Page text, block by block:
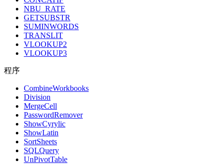
NBU_RATE
GETSUBSTR
SUMINWORDS
TRANSLIT
VLOOKUP2
VLOOKUP3
程序
CombineWorkbooks
Division
MergeCell
PasswordRemover
ShowCyrylic
ShowLatin
SortSheets
SQLQuery
UnPivotTable